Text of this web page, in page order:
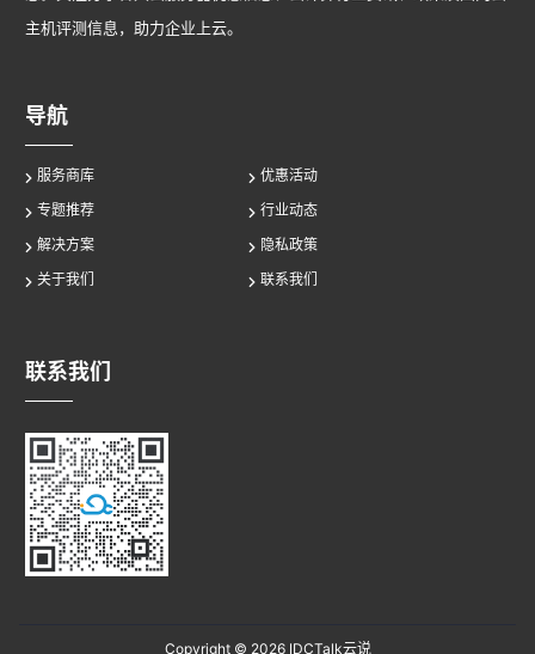
主机评测信息，助力企业上云。
导航
服务商库
优惠活动
专题推荐
行业动态
解决方案
隐私政策
关于我们
联系我们
联系我们
Copyright © 2026IDCTalk云说